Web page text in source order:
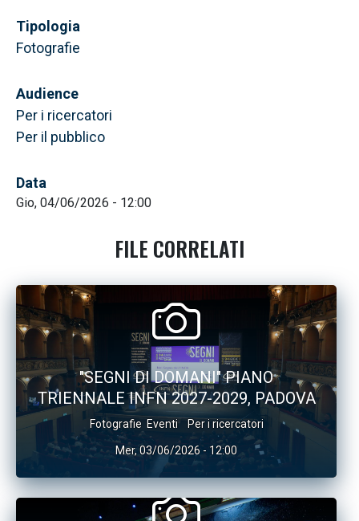
Tipologia
Fotografie
Audience
Per i ricercatori
Per il pubblico
Data
Gio, 04/06/2026 - 12:00
FILE CORRELATI
"SEGNI DI DOMANI" PIANO
TRIENNALE INFN 2027-2029, PADOVA
Fotografie Eventi Per i ricercatori
Mer, 03/06/2026 - 12:00